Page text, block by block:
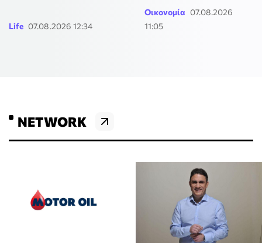
Life 07.08.2026 12:34
Οικονομία 07.08.2026
11:05
NETWORK